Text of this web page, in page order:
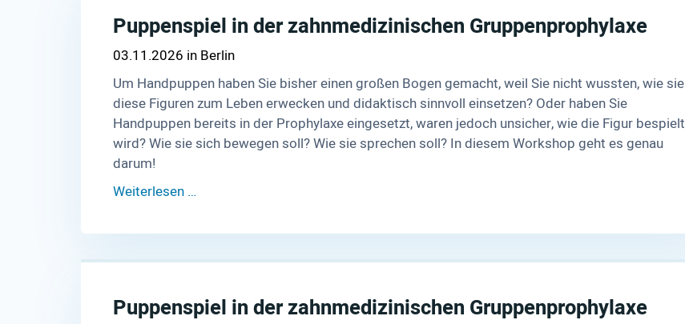
Puppenspiel in der zahnmedizinischen Gruppenprophylaxe
03.11.2026
Berlin
Um Handpuppen haben Sie bisher einen großen Bogen gemacht, weil Sie nicht wussten, wie sie
diese Figuren zum Leben erwecken und didaktisch sinnvoll einsetzen? Oder haben Sie
Handpuppen bereits in der Prophylaxe eingesetzt, waren jedoch unsicher, wie die Figur bespielt
wird? Wie sie sich bewegen soll? Wie sie sprechen soll? In diesem Workshop geht es genau
darum!
Weiterlesen …
Puppenspiel in der zahnmedizinischen Gruppenprophylaxe